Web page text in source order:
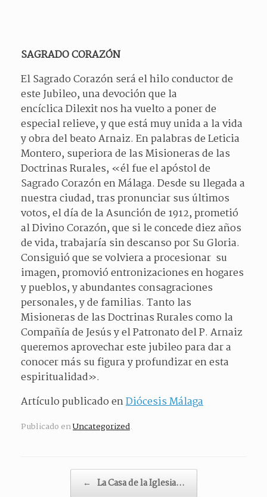
SAGRADO CORAZÓN
El Sagrado Corazón será el hilo conductor de
este Jubileo, una devoción que la
encíclica Dilexit nos ha vuelto a poner de
especial relieve, y que está muy unida a la vida
y obra del beato Arnaiz. En palabras de Leticia
Montero, superiora de las Misioneras de las
Doctrinas Rurales, «él fue el apóstol de
Sagrado Corazón en Málaga. Desde su llegada a
nuestra ciudad, tras pronunciar sus últimos
votos, el día de la Asunción de 1912, prometió
al Divino Corazón, que si le concede diez años
de vida, trabajaría sin descanso por Su Gloria.
Consiguió que se volviera a procesionar su
imagen, promovió entronizaciones en hogares
y pueblos, y abundantes consagraciones
personales, y de familias. Tanto las
Misioneras de las Doctrinas Rurales como la
Compañía de Jesús y el Patronato del P. Arnaiz
queremos aprovechar este jubileo para dar a
conocer más su figura y profundizar en esta
espiritualidad».
Artículo publicado enDiócesis Málaga
Publicado enUncategorized.
← La Casa de la Iglesia…